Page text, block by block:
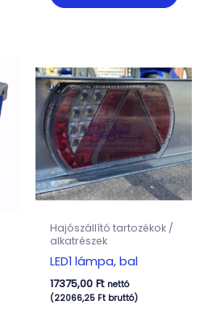
Hajószállító tartozékok /
alkatrészek
LED1 lámpa, bal
17375,00 Ft nettó
(22066,25 Ftbruttó)